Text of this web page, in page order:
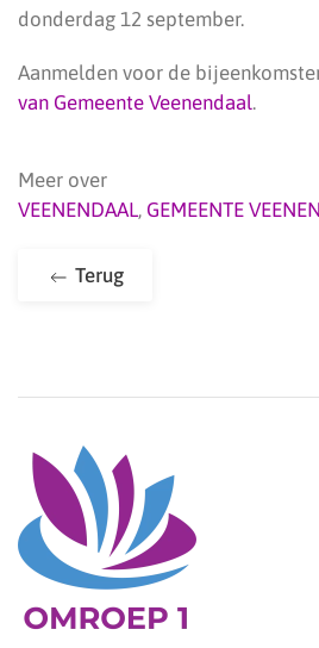
donderdag 12 september.
Aanmelden voor de
van Gemeente Veenendaal.
Meer over
VEENENDAAL, GEMEENTE
Terug